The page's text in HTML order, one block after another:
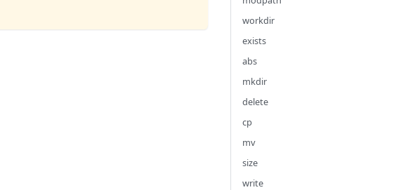
workdir
exists
abs
mkdir
delete
cp
mv
size
write